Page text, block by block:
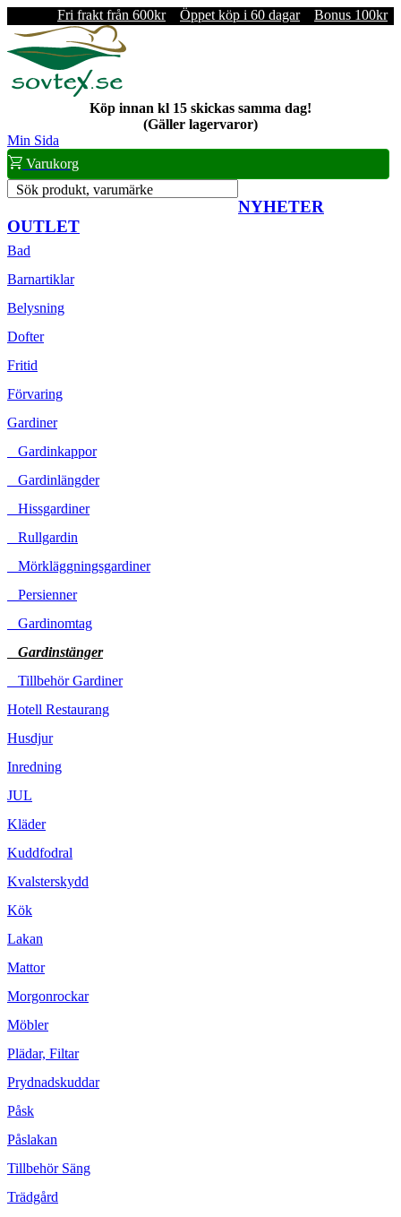
Fri frakt från 600kr Öppet köp i 60 dagar Bonus 100kr
Köp innan kl 15 skickas samma dag!
(Gäller lagervaror)
Min Sida
Varukorg
Sök produkt, varumärke
NYHETER
OUTLET
Bad
Barnartiklar
Belysning
Dofter
Fritid
Förvaring
Gardiner
Gardinkappor
Gardinlängder
Hissgardiner
Rullgardin
Mörkläggningsgardiner
Persienner
Gardinomtag
Gardinstänger
Tillbehör Gardiner
Hotell Restaurang
Husdjur
Inredning
JUL
Kläder
Kuddfodral
Kvalsterskydd
Kök
Lakan
Mattor
Morgonrockar
Möbler
Plädar, Filtar
Prydnadskuddar
Påsk
Påslakan
Tillbehör Säng
Trädgård